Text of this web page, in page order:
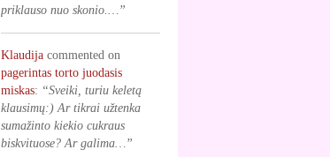
priklauso nuo skonio.…”
Klaudija commented on
pagerintas torto juodasis
miskas: “Sveiki, turiu keletą
klausimų:) Ar tikrai užtenka
sumažinto kiekio cukraus
biskvituose? Ar galima…”